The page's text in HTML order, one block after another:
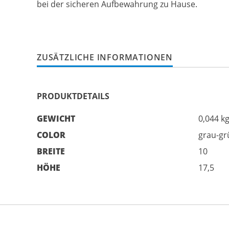
bei der sicheren Aufbewahrung zu Hause.
ZUSÄTZLICHE INFORMATIONEN
PRODUKTDETAILS
GEWICHT
0,044 kg
COLOR
grau-
BREITE
10
HÖHE
17,5